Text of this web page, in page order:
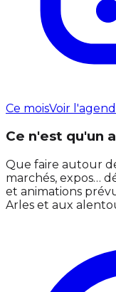
Ce moisVoir
Ce n'est qu'un
Que faire autour
marchés, expos…
et animations
Arles et aux